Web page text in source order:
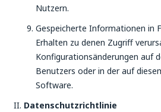
Nutzern.
Gespeicherte Informationen in
Erhalten zu denen Zugriff
Konfigurationsänderungen auf
Benutzers oder in der auf
Software.
Datenschutzrichtlinie